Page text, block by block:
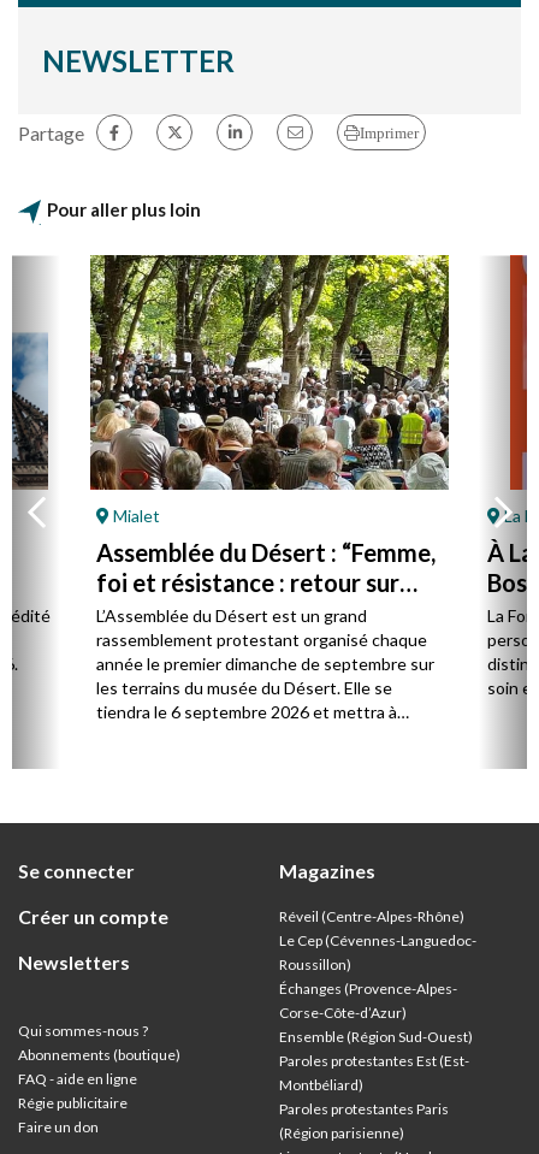
NEWSLETTER
Partage Imprimer
Pour aller plus loin
édité
Mialet
Assemblée du Désert : “Femme,
foi et résistance : retour sur
Marie Durand”
L’Assemblée du Désert est un grand
rassemblement protestant organisé chaque
année le premier dimanche de septembre sur
les terrains du musée du Désert. Elle se
tiendra le 6 septembre 2026 et mettra à
La
À
par
La
soin
Se connecter
Créer un compte
Newsletters
Qui sommes-nous ?
Abonnements (boutique)
FAQ - aide en ligne
Régie publicitaire
Faire un don
Magazines
Réveil (Centre-Alpes-Rhône)
Le Cep (Cévennes-Languedoc-
Roussillon)
Échanges (Provence-Alpes-
Corse-Côte-d’Azur)
Ensemble (Région Sud-Ouest)
Paroles protestantes Est (Est-
Montbéliard)
Paroles protestantes Paris
(Région parisienne)